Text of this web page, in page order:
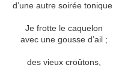
d’une autre soirée tonique.
Je frotte le caquelon
avec une gousse d’ail ;
des vieux croûtons,